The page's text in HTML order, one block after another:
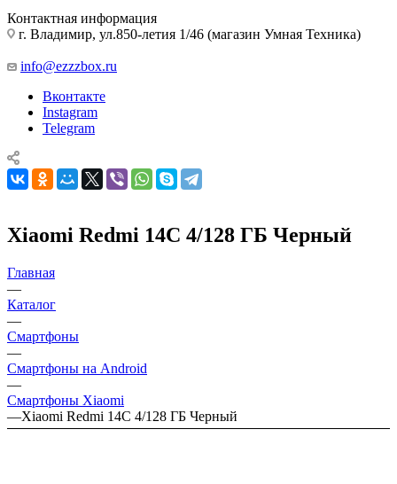
Контактная информация
г. Владимир, ул.850-летия 1/46 (магазин Умная Техника)
info@ezzzbox.ru
Вконтакте
Instagram
Telegram
Xiaomi Redmi 14C 4/128 ГБ Черный
Главная
—
Каталог
—
Смартфоны
—
Смартфоны на Android
—
Смартфоны Xiaomi
—Xiaomi Redmi 14C 4/128 ГБ Черный